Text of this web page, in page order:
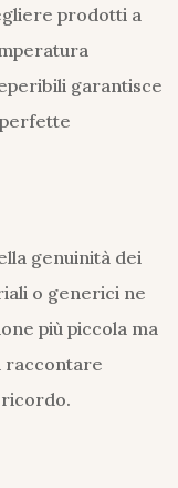
prodotti a
garantisce
genuinità dei
o generici ne
più piccola ma
raccontare